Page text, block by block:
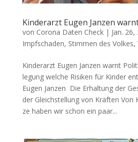
Kinderarzt Eugen Janzen
von Corona Daten Check| Jan. 26,
Impfschaden, Stimmen des Volkes,
Kinderarzt Eugen Janzen warnt
le­gung wel­che Risi­ken für Kin­der
Eugen Janzen Die Erhal­tung der
der Gleich­stel­lung von Kräften Von
ze haben wir schon ein paar...